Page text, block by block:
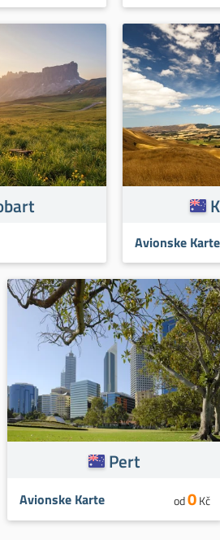
Avionske Karte
Pert
Avionske Karte od0Kč